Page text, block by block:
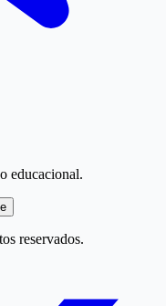
educacional.
reservados.